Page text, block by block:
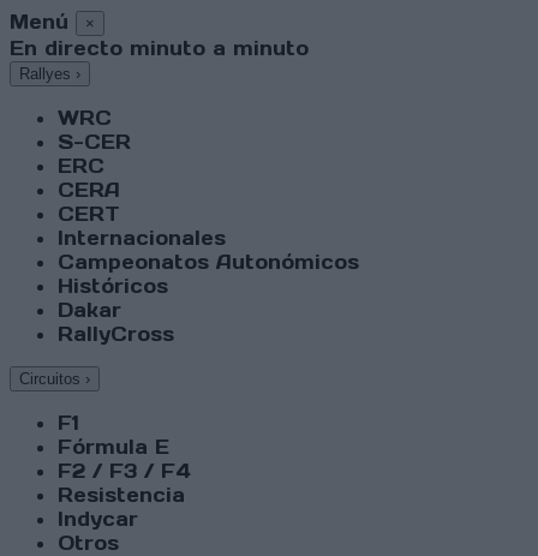
Menú ×
En directo minuto a minuto
Rallyes ›
WRC
S-CER
ERC
CERA
CERT
Internacionales
Campeonatos Autonómicos
Históricos
Dakar
RallyCross
Circuitos ›
F1
Fórmula E
F2 / F3 / F4
Resistencia
Indycar
Otros